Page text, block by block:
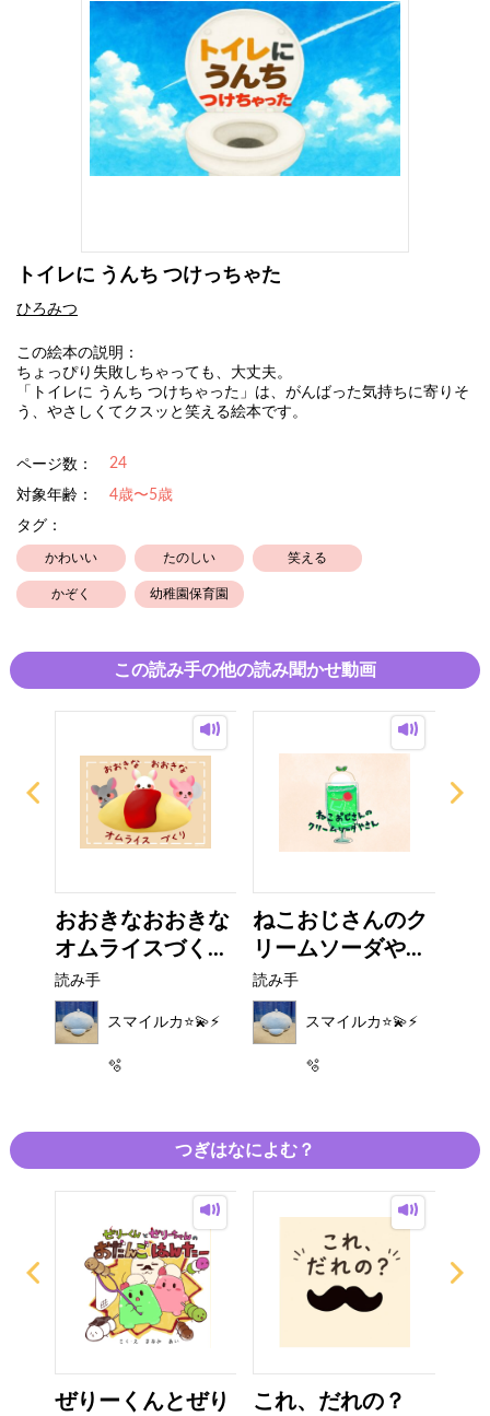
トイレに うんち つけっちゃた
ひろみつ
この絵本の説明：
ちょっぴり失敗しちゃっても、大丈夫。
「トイレに うんち つけちゃった」は、がんばった気持ちに寄りそ
う、やさしくてクスッと笑える絵本です。
ページ数： 24
対象年齢：
4歳〜5歳
タグ：
かわいい たのしい 笑える
かぞく 幼稚園保育園
この読み手の他の読み聞かせ動画
おおきなおおきな
オムライスづく...
読み手
スマイルカ⭐️💫⚡️
🫧
ねこおじさんのク
リームソーダや...
読み手
スマイルカ⭐️💫⚡️
🫧
つぎはなによむ？
ぜりーくんとぜり
これ、だれの？